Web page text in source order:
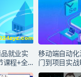
就业实
课程+全
构师
移动端自动
门到项目实